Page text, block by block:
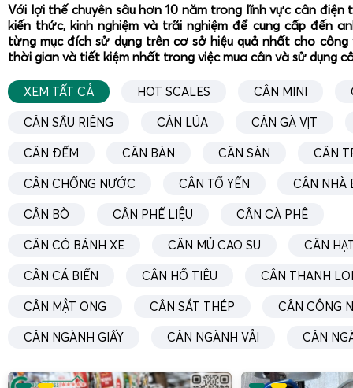
Với lợi thế chuyên sâu hơn 10 năm trong lĩnh vực cân điện
kiến thức, kinh nghiệm và trãi nghiệm để cung cấp đến
từng mục đích sử dụng trên cơ sở hiệu quả nhất cho
thời gian và tiết kiệm nhất trong việc mua cân và sử dụng
XEM TẤT CẢ HOT SCALES CÂN MINI
CÂN SẦU RIÊNG CÂN LÚA CÂN GÀ VỊT
CÂN ĐẾM CÂN BÀN CÂN SÀN CÂN
CÂN CHỐNG NƯỚC CÂN TỔ YẾN CÂN NHÀ
CÂN BÒ CÂN PHẾ LIỆU CÂN CÀ PHÊ
CÂN CÓ BÁNH XE CÂN MỦ CAO SU CÂN
CÂN CÁ BIỂN CÂN HỒ TIÊU CÂN THANH
CÂN MẬT ONG CÂN SẮT THÉP CÂN CÔNG
CÂN NGÀNH GIẤY CÂN NGÀNH VẢI CÂN